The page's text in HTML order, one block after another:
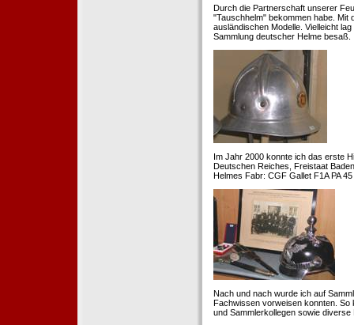
Durch die Partnerschaft unserer
"Tauschhelm" bekommen habe. Mit
ausländischen Modelle. Vielleicht
Sammlung deutscher Helme besaß.
Im Jahr 2000 konnte ich das erste
Deutschen Reiches, Freistaat
Helmes Fabr: CGF Gallet F1A PA
Nach und nach wurde ich auf
Fachwissen vorweisen konnten. So
und Sammlerkollegen sowie